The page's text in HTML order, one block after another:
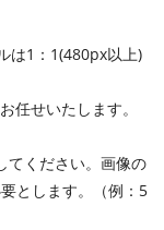
は1：1(480px以上)
任せいたします。
てください。画像の
とします。（例：5